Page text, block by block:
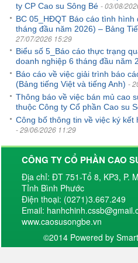
ty CP Cao su Sông Bé - 03/08/
BC 05_HĐQT Báo cáo tình hình
tháng đầu năm 2026) – Bảng
27/07/2026 15:29
Biểu số 5_Báo cáo thực trạng
doanh nghiệp 6 tháng đầu năm
Báo cáo về việc giải trình báo
(Bảng tiếng Việt và tiếng Anh) -
Thông báo về việc bán mủ cao
thuộc Công ty Cổ phần Cao su
Công bố thông tin về việc ký
- 29/06/2026 11:29
CÔNG TY CỔ PHẦN CAO
Địa chỉ: ĐT 751-Tổ 8, KP3, P.
Tỉnh Bình Phước
Điện thoại: (0271)3.667.249
Email:
www.caosusongbe.vn
©2014 Powered by